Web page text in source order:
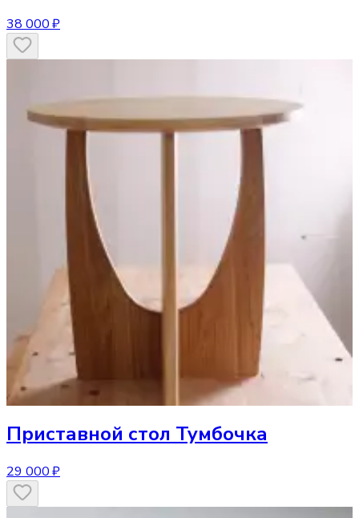
38 000 ₽
Приставной стол Тумбочка
29 000 ₽